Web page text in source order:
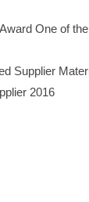
One of
Supplier
2016